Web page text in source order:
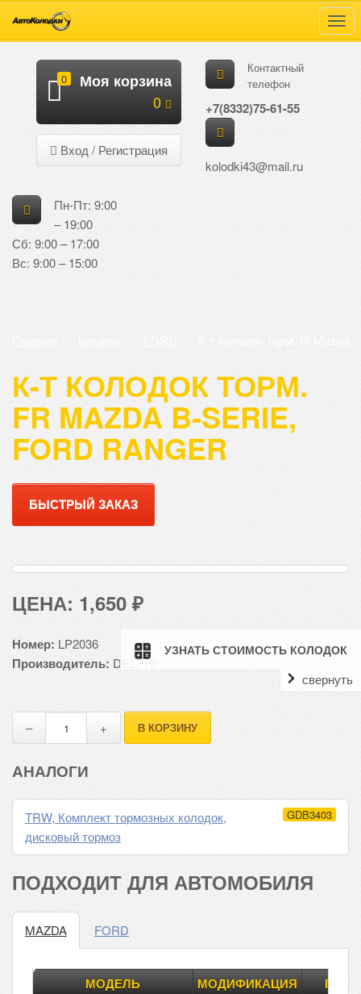
УЗНАТЬ СТОИМОСТЬ КОЛОДОК
свернуть
Skip
to
main
content0
Моя корзина
0
Вход / Регистрация
Контактный
телефон
+7(8332)75-61-55
kolodki43@mail.ru
Пн-Пт: 9:00
– 19:00
Сб: 9:00 – 17:00
Вс: 9:00 – 15:00
Навигация
К-Т КОЛОДОК ТОРМ.
FR MAZDA B-SERIE,
FORD RANGER
БЫСТРЫЙ ЗАКАЗ
К-
колодок
торм.
Mazda
B-
Serie,
Ford
ЦЕНА: 1,650 ₽
Номер: LP2036
Производитель: DELPHI
В КОРЗИНУ
АНАЛОГИ
GDB3403
TRW, Комплект тормозных колодок,
дисковый тормоз
ПОДХОДИТ ДЛЯ АВТОМОБИЛЯ
MAZDA FORD
МОДЕЛЬ МОДИФИКАЦИЯ ГОД